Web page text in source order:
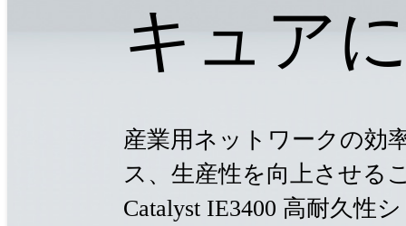
キュアに
産業用ネットワークの効
ス、生産性を向上させる
Catalyst IE3400 高耐久性